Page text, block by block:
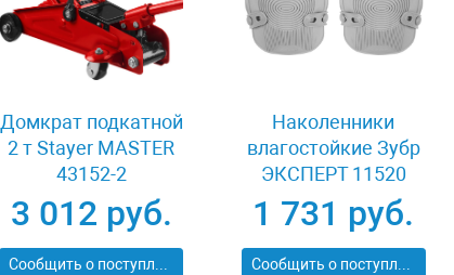
Домкрат подкатной
2 т Stayer MASTER
43152-2
3 012 руб.
Сообщить о поступлении
Наколенники
влагостойкие Зубр
ЭКСПЕРТ 11520
1 731 руб.
Сообщить о поступлении